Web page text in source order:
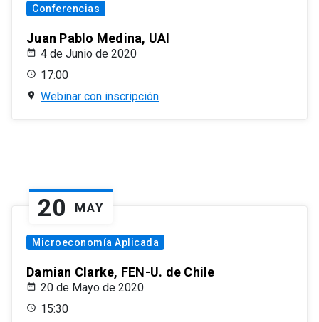
Conferencias
Juan Pablo Medina, UAI
4 de Junio de 2020
17:00
Webinar con inscripción
20 MAY
Microeconomía Aplicada
Damian Clarke, FEN-U. de Chile
20 de Mayo de 2020
15:30